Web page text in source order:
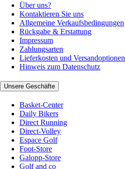
Über uns?
Kontaktieren Sie uns
Allgemeine Verkaufsbedingungen
Rückgabe & Erstattung
Impressum
Zahlungsarten
Lieferkosten und Versandoptionen
Hinweis zum Datenschutz
Unsere Geschäfte
Basket-Center
Daily Bikers
Direct Running
Direct-Volley
Espace Golf
Foot-Store
Galopp-Store
Golf and co